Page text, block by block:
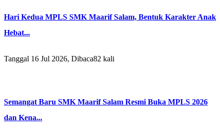
Hari Kedua MPLS SMK Maarif Salam, Bentuk Karakter Anak
Hebat...
Tanggal 16 Jul 2026, Dibaca82 kali
Semangat Baru SMK Maarif Salam Resmi Buka MPLS 2026
dan Kena...